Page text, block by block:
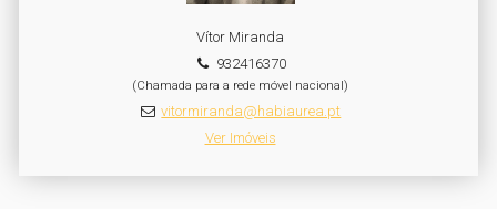
Vítor Miranda
932416370
(Chamada para a rede móvel nacional)
vitormiranda@habiaurea.pt
Ver Imóveis